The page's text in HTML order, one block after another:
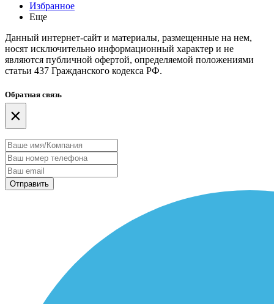
Избранное
Еще
Данный интернет-сайт и материалы, размещенные на нем,
носят исключительно информационный характер и не
являются публичной офертой, определяемой положениями
статьи 437 Гражданского кодекса РФ.
Обратная связь
×
Отправить